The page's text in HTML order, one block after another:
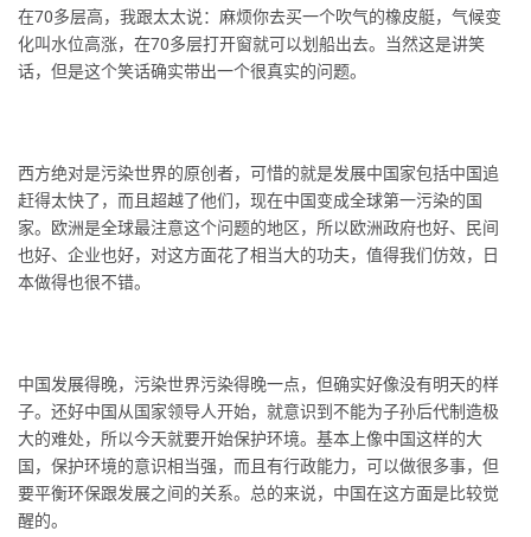
在70多层高，我跟太太说：麻烦你去买一个吹气的橡皮艇，气候变
化叫水位高涨，在70多层打开窗就可以划船出去。当然这是讲笑
话，但是这个笑话确实带出一个很真实的问题。
西方绝对是污染世界的原创者，可惜的就是发展中国家包括中国追
赶得太快了，而且超越了他们，现在中国变成全球第一污染的国
家。欧洲是全球最注意这个问题的地区，所以欧洲政府也好、民间
也好、企业也好，对这方面花了相当大的功夫，值得我们仿效，日
本做得也很不错。
中国发展得晚，污染世界污染得晚一点，但确实好像没有明天的样
子。还好中国从国家领导人开始，就意识到不能为子孙后代制造极
大的难处，所以今天就要开始保护环境。基本上像中国这样的大
国，保护环境的意识相当强，而且有行政能力，可以做很多事，但
要平衡环保跟发展之间的关系。总的来说，中国在这方面是比较觉
醒的。